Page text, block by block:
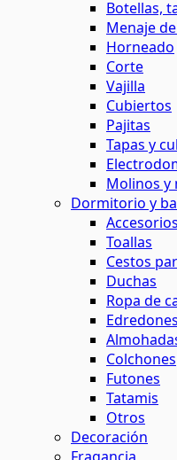
Botellas,
Menaje
Horneado
Corte
Vajilla
Cubiertos
Pajitas
Tapas y
Molinos y
Dormitorio y
Toallas
Cestos
Duchas
Ropa de
Edredones
Colchones
Futones
Tatamis
Otros
Decoración